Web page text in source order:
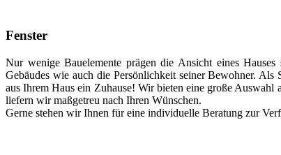
Fenster
Nur wenige Bauelemente prägen die Ansicht eines
Gebäudes wie auch die Persönlichkeit seiner Bewohner.
aus Ihrem Haus ein Zuhause! Wir bieten eine große
liefern wir maßgetreu nach Ihren Wünschen.
Gerne stehen wir Ihnen für eine individuelle Beratung zur